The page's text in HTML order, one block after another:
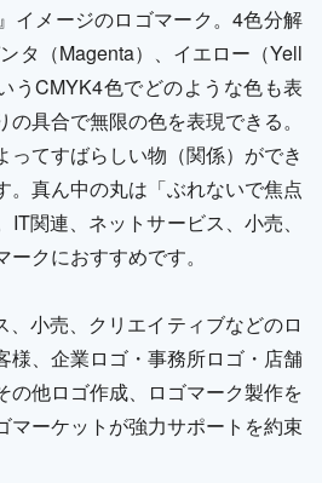
イメージのロゴマーク。4色分解
タ（Magenta）、イエロー（Yell
うCMYK4色でどのような色も表
具合で無限の色を表現できる。
ってすばらしい物（関係）ができ
。真ん中の丸は「ぶれないで焦点
関連、ネットサービス、小売、
クにおすすめです。
、小売、クリエイティブなどのロ
様、企業ロゴ・事務所ロゴ・店舗
の他ロゴ作成、ロゴマーク製作を
マーケットが強力サポートを約束